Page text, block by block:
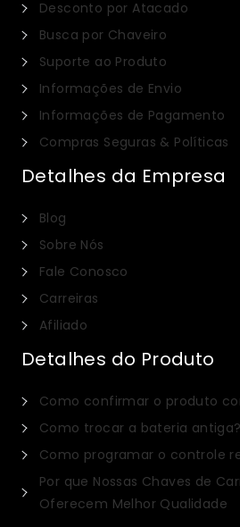
Desconto por Atacado
Busca por Chaveiro
Suporte ao Produto
Informações de Envio
Informações de Pagamento
Compras Seguras & Políticas
Detalhes da Empresa
Blog
Sobre Nós
Fale Conosco
Carreiras
Afiliado
Detalhes do Produto
Como confirmar o produto
Como trocar a bateria antiga?
Como programar o controle
Por que Nossas Chaves de
Oferecem Melhor Qualidade